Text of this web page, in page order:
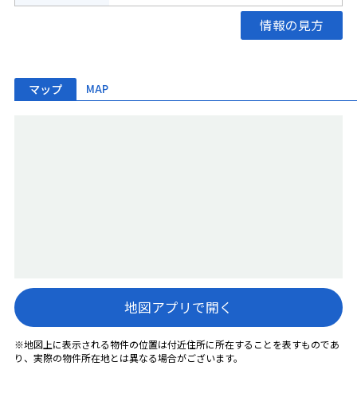
情報の見方
マップ MAP
地図アプリで開く
※地図上に表示される物件の位置は付近住所に所在することを表すものであ
り、実際の物件所在地とは異なる場合がございます。